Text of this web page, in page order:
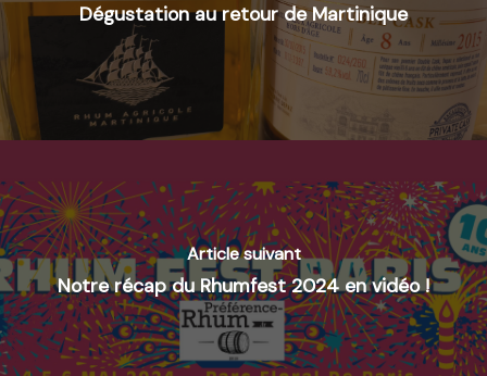
Dégustation au retour de Martinique
Article suivant
Notre récap du Rhumfest 2024 en vidéo !